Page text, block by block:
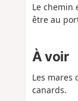
Le chemin
être au
À voir
Les mares
canards.